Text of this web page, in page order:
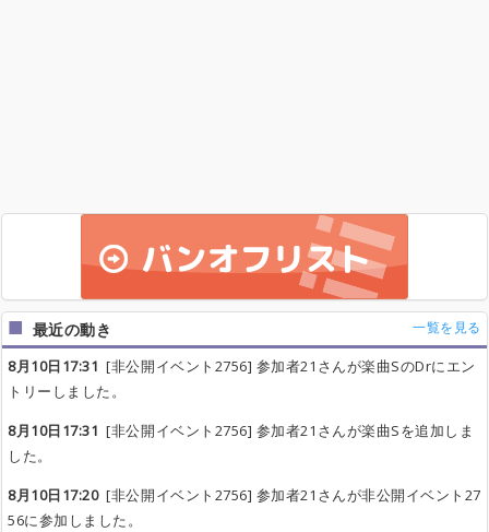
最近の動き 一覧を見る
8月10日17:31 [非公開イベント2756] 参加者21さんが楽曲SのDrにエン
トリーしました。
8月10日17:31 [非公開イベント2756] 参加者21さんが楽曲Sを追加しま
した。
8月10日17:20[非公開イベント2756] 参加者21さんが非公開イベント27
56に参加しました。